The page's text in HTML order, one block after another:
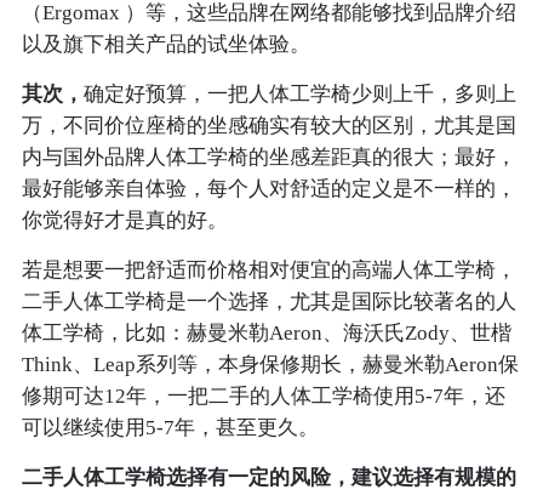
（Ergomax ）等，这些品牌在网络都能够找到品牌介绍
以及旗下相关产品的试坐体验。
其次， 确定好预算，一把人体工学椅少则上千，多则上
万，不同价位座椅的坐感确实有较大的区别，尤其是国
内与国外品牌人体工学椅的坐感差距真的很大；最好，
最好能够亲自体验，每个人对舒适的定义是不一样的，
你觉得好才是真的好。
若是想要一把舒适而价格相对便宜的高端人体工学椅，
二手人体工学椅是一个选择，尤其是国际比较著名的人
体工学椅，比如：赫曼米勒Aeron、海沃氏Zody、世楷
Think、Leap系列等，本身保修期长，赫曼米勒Aeron保
修期可达12年，一把二手的人体工学椅使用5-7年，还
可以继续使用5-7年，甚至更久。
二手人体工学椅选择有一定的风险，建议选择有规模的